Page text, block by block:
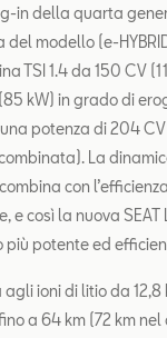
in della quarta
del modello (e-
TSI 1.4 da 150 CV
kW) in grado di
potenza di 204 CV
La
con
e così la nuova SEAT
potente ed
ioni di litio da 12,8
a 64 km (72 km nel